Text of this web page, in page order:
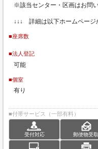
※該当センター・区画はお問
↓↓↓ 詳細は以下ホームペー
■座席数
■法人登記
可能
■個室
有り
■付帯サービス（一部有料）
受付対応 郵便物受取